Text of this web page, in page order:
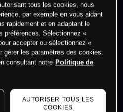
à trader
marché.Log into see latest
data
tous les cookies, nous
par exemple en vous aidant
rapidement et en adaptant le
préférences. Sélectionnez «
accepter ou sélectionnez «
gérer les paramètres des cookies.
consultant notre Politique de
AUTORISER TOUS LES
COOKIES